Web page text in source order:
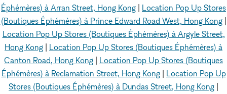
Éphémères) à Arran Street, Hong Kong
Location Pop Up Stores
(Boutiques Éphémères) à Prince Edward Road West, Hong Kong|
Location Pop Up Stores (Boutiques Éphémères) à Argyle Street,
Hong Kong
Location Pop Up Stores (Boutiques Éphémères) à
Canton Road, Hong Kong
Location Pop Up Stores (Boutiques
Éphémères) à Reclamation Street, Hong Kong| Location Pop Up
Stores (Boutiques Éphémères) à Dundas Street, Hong Kong